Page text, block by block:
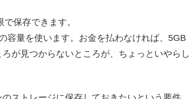
保存できます。
容量を使います。お金を払わなければ、5GB
が見つからないところが、ちょっといやらし